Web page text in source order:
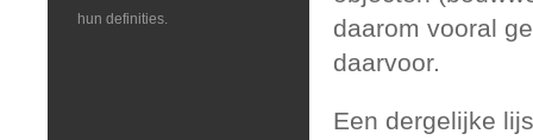
hun definities.
daarom vooral
daarvoor.
Een dergelijke